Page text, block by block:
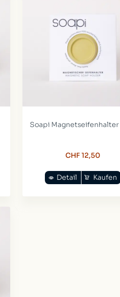
Soapi
CHF 12,50
Kaufen
Detail